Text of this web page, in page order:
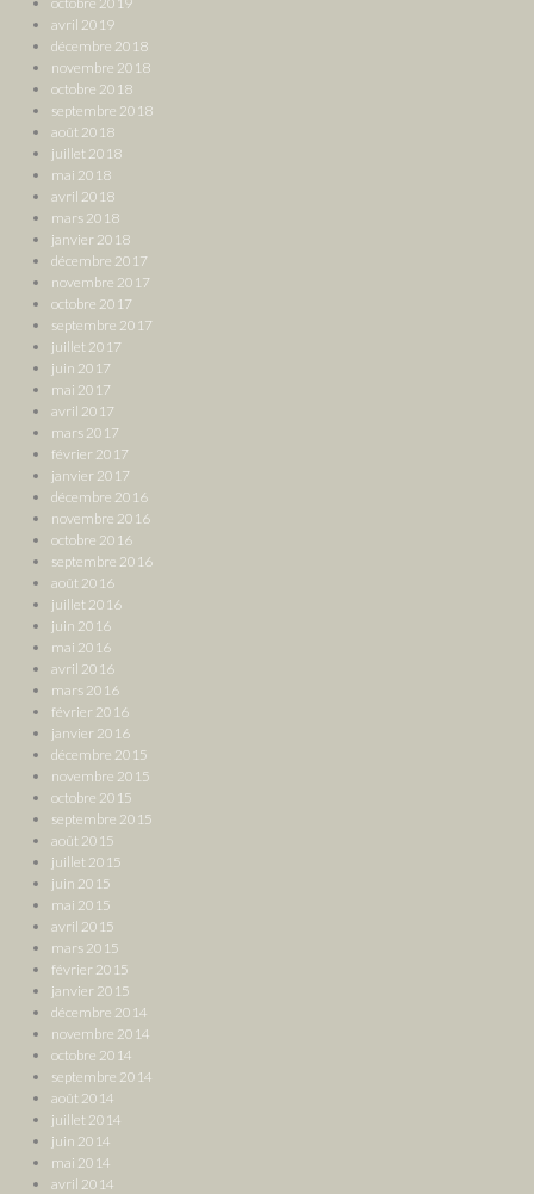
avril 2019
décembre 2018
novembre 2018
octobre 2018
septembre 2018
août 2018
juillet 2018
mai 2018
avril 2018
mars 2018
janvier 2018
décembre 2017
novembre 2017
octobre 2017
septembre 2017
juillet 2017
juin 2017
mai 2017
avril 2017
mars 2017
février 2017
janvier 2017
décembre 2016
novembre 2016
octobre 2016
septembre 2016
août 2016
juillet 2016
juin 2016
mai 2016
avril 2016
mars 2016
février 2016
janvier 2016
décembre 2015
novembre 2015
octobre 2015
septembre 2015
août 2015
juillet 2015
juin 2015
mai 2015
avril 2015
mars 2015
février 2015
janvier 2015
décembre 2014
novembre 2014
octobre 2014
septembre 2014
août 2014
juillet 2014
juin 2014
mai 2014
avril 2014